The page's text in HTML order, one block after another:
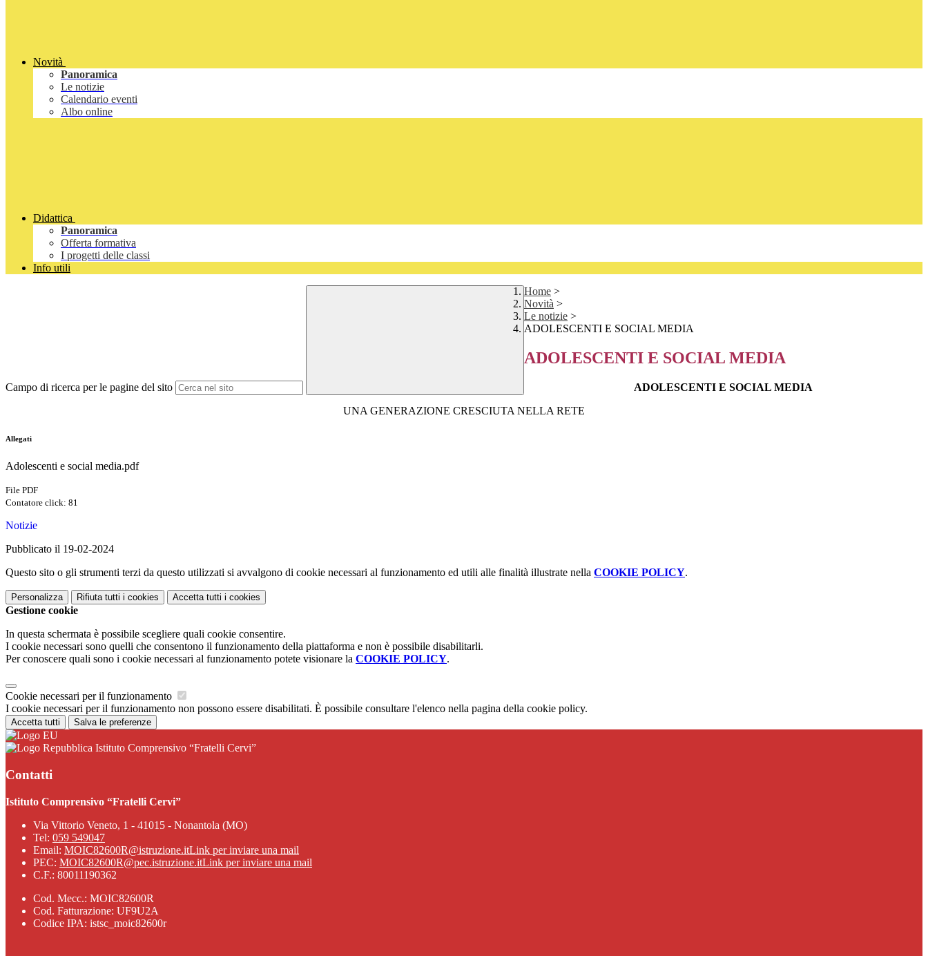
Novità
Panoramica
Le notizie
Calendario eventi
Albo online
Didattica
Panoramica
Offerta formativa
I progetti delle classi
Info utili
Campo di ricerca per le pagine del sito
Home >
Novità >
Le notizie >
ADOLESCENTI E SOCIAL MEDIA
ADOLESCENTI E SOCIAL MEDIA
ADOLESCENTI E SOCIAL MEDIA
UNA GENERAZIONE CRESCIUTA NELLA RETE
Allegati
Adolescenti e social media.pdf
File PDF
Contatore click: 81
Notizie
Pubblicato il 19-02-2024
Questo sito o gli strumenti terzi da questo utilizzati si avvalgono di cookie necessari al funzionamento ed utili alle finalità illustrate nella COOKIE POLICY.
Personalizza Rifiuta tutti i cookies Accetta tutti i cookies
Gestione cookie
In questa schermata è possibile scegliere quali cookie consentire.
I cookie necessari sono quelli che consentono il funzionamento della piattaforma e non è possibile disabilitarli.
Per conoscere quali sono i cookie necessari al funzionamento potete visionare la COOKIE POLICY.
Cookie necessari per il funzionamento
I cookie necessari per il funzionamento non possono essere disabilitati. È possibile consultare l'elenco nella pagina della cookie policy.
Accetta tutti Salva le preferenze
Istituto Comprensivo “Fratelli Cervi”
Contatti
Istituto Comprensivo “Fratelli Cervi”
Via Vittorio Veneto, 1 - 41015 - Nonantola (MO)
Tel: 059 549047
Email: MOIC82600R@istruzione.itLink per inviare una mail
PEC: MOIC82600R@pec.istruzione.itLink per inviare una mail
C.F.: 80011190362
Cod. Mecc.: MOIC82600R
Cod. Fatturazione: UF9U2A
Codice IPA: istsc_moic82600r